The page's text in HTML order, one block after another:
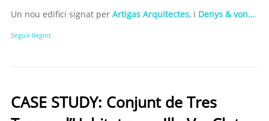
Un nou edifici signat per Artigas Arquitectes, i Denys & von...
Seguir llegint
CASE STUDY: Conjunt de Tres